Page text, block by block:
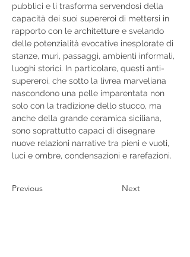
pubblici e li trasforma servendosi della
capacità dei suoi supereroi di mettersi in
rapporto con le architetture e svelando
delle potenzialità evocative inesplorate di
stanze, muri, passaggi, ambienti informali,
luoghi storici. In particolare, questi anti-
supereroi, che sotto la livrea marveliana
nascondono una pelle imparentata non
solo con la tradizione dello stucco, ma
anche della grande ceramica siciliana,
sono soprattutto capaci di disegnare
nuove relazioni narrative tra pieni e vuoti,
luci e ombre, condensazioni e rarefazioni.
Previous Next